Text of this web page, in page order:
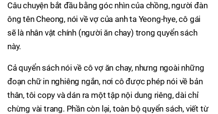
Câu chuyện bắt đầu bằng góc nhìn của chồng, người đàn
ông tên Cheong, nói về vợ của anh ta Yeong-hye, cô gái
sẽ là nhân vật chính (người ăn chay) trong quyển sách
này.
Cả quyển sách nói về cô vợ ăn chay, nhưng ngoài những
đoạn chữ in nghiêng ngắn, nơi cô được phép nói về bản
thân, tôi copy và dán ra một tập nội dung riêng, dài chỉ
chừng vài trang. Phần còn lại, toàn bộ quyển sách, viết từ